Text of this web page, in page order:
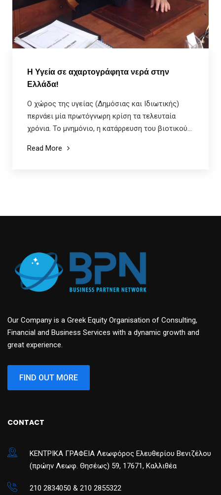
Η Υγεία σε αχαρτογράφητα νερά στην
Ελλάδα!
Ο χώρος της υγείας (Δημόσιας και Ιδιωτικής)
περνάει μία πρωτόγνωρη κρίση τα τελευταία
χρόνια. Το μνημόνιο, η κατάρρευση του βιοτικού...
Read More
Our Company is a Greek Equity Organisation of Consulting,
Financial and Business Services with a dynamic growth and
great experience.
FIND OUT MORE
CONTACT
ΚΕΝΤΡΙΚΑ ΓΡΑΦΕΙΑ Λεωφόρος Ελευθερίου Βενιζέλου
(πρώην Λεωφ. Θησέως) 59, 17671, Καλλιθέα
210 2834050 & 210 2855322